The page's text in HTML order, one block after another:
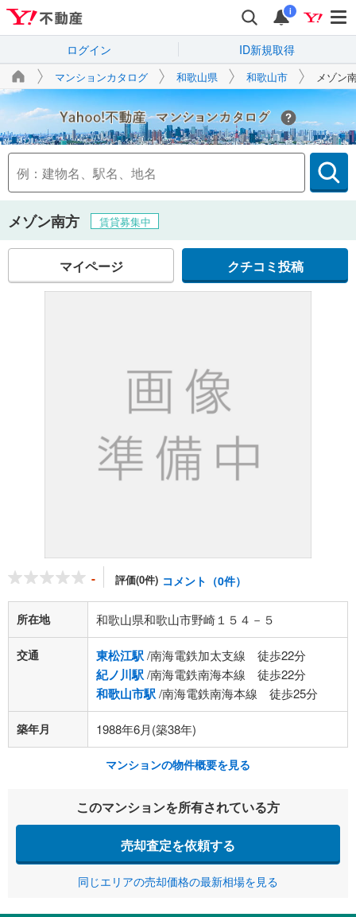
i
ログイン ID新規取得
マンションカタログ 和歌山県 和歌山市 メゾン
Yahoo!不動産
メゾン南方 賃貸募集中
マイページ クチコミ投稿
- 評価(0件) コメント（0件）
所在地 和歌山県和歌山市野崎１５４－５
交通 東松江駅/南海電鉄加太支線 徒歩22分
紀ノ川駅/南海電鉄南海本線 徒歩22分
和歌山市駅/南海電鉄南海本線 徒歩25分
築年月 1988年6月(築38年)
マンションの物件概要を見る
このマンションを所有されている方
売却査定を依頼する
同じエリアの売却価格の最新相場を見る